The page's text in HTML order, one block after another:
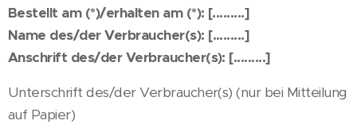
Bestellt am (*)/erhalten am (*): [.........]
Name des/der Verbraucher(s): [.........]
Anschrift des/der Verbraucher(s): [.........]
Unterschrift des/der Verbraucher(s) (nur bei Mitteilung
auf Papier)